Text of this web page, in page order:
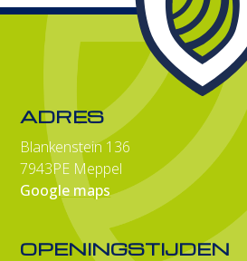
ADRES
Blankenstein 136
7943PE Meppel
Google maps
OPENINGSTIJDEN